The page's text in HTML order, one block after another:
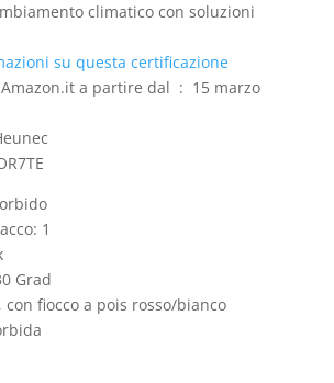
climatico con soluzioni
su questa certificazione
a partire dal ‏ : ‎ 15 marzo
: ‎ Heunec
1
Grad
fiocco a pois rosso/bianco